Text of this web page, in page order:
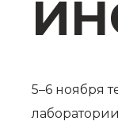
5–6 ноября